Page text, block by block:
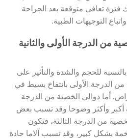
فترة تعافي متوقعة بعد الجراحة
التوجيهات الطبية.
من الدرجة الأولى والثانية
للحجم والشدة والتأثير على
من الدرجة الأولى بانتفاخ بسيط في
أما دوالي الخصية من الدرجة
أكبر وأكثر وضوحا وقد تسبب بعض
من الدرجة الثالثة، فتكون
بشكل كبير، وقد تسبب آلاما حادة